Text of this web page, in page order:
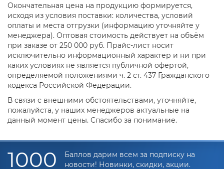
Окончательная цена на продукцию формируется,
исходя из условия поставки: количества, условий
оплаты и места отгрузки (информацию уточняйте у
менеджера). Оптовая стоимость действует на объём
при заказе от 250 000 руб. Прайс-лист носит
исключительно информационный характер и ни при
каких условиях не является публичной офертой,
определяемой положениями ч. 2 ст. 437 Гражданского
кодекса Российской Федерации.
В связи с внешними обстоятельствами, уточняйте,
пожалуйста, у наших менеджеров актуальные на
данный момент цены. Спасибо за понимание.
1000
Баллов дарим всем за подписку на
новости! Новинки, скидки, акции.